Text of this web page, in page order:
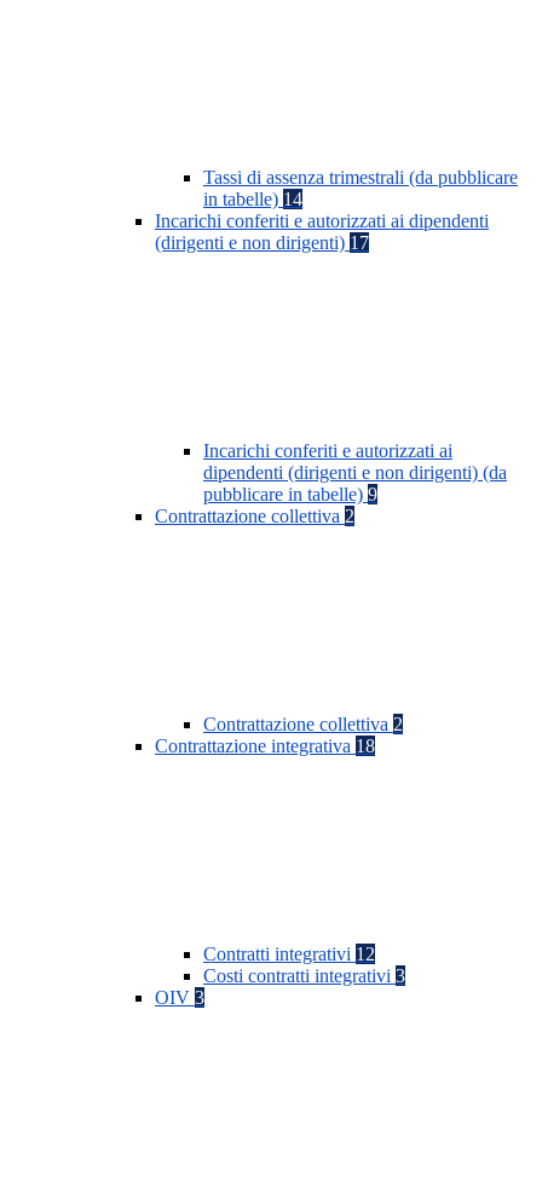
Tassi di assenza trimestrali (da pubblicare
in tabelle) 14
Incarichi conferiti e autorizzati ai dipendenti
(dirigenti e non dirigenti) 17
Incarichi conferiti e autorizzati ai
dipendenti (dirigenti e non dirigenti) (da
pubblicare in tabelle) 9
Contrattazione collettiva 2
Contrattazione collettiva 2
Contrattazione integrativa 18
Contratti integrativi 12
Costi contratti integrativi 3
OIV 3